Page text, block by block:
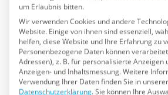
Wir verwenden Cookies und andere
Website. Einige von ihnen sind essenziell,
helfen, diese Website und Ihre Erfahrung zu
Personenbezogene Daten können verarbeitet
Adressen), z. B. für personalisierte Anzeigen
Anzeigen- und Inhaltsmessung.Weitere
Verwendung Ihrer Daten finden Sie in unserer
Datenschutzerklärung. Sie können Ihre
Einstellungenwiderrufen oder anpassen.